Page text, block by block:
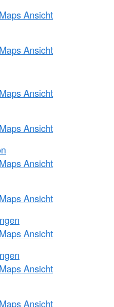
Ansicht
Ansicht
Ansicht
Ansicht
Ansicht
Ansicht
Ansicht
Ansicht
Ansicht